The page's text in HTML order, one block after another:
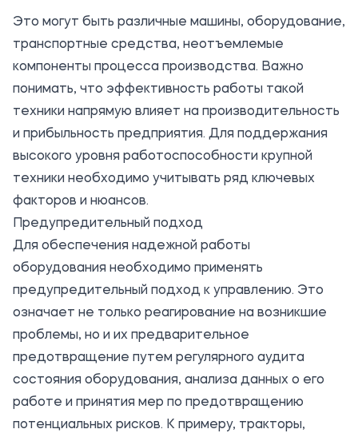
Это могут быть различные машины, оборудование,
транспортные средства, неотъемлемые
компоненты процесса производства. Важно
понимать, что эффективность работы такой
техники напрямую влияет на производительность
и прибыльность предприятия. Для поддержания
высокого уровня работоспособности крупной
техники необходимо учитывать ряд ключевых
факторов и нюансов.
Предупредительный подход
Для обеспечения надежной работы
оборудования необходимо применять
предупредительный подход к управлению. Это
означает не только реагирование на возникшие
проблемы, но и их предварительное
предотвращение путем регулярного аудита
состояния оборудования, анализа данных о его
работе и принятия мер по предотвращению
потенциальных рисков. К примеру, тракторы,